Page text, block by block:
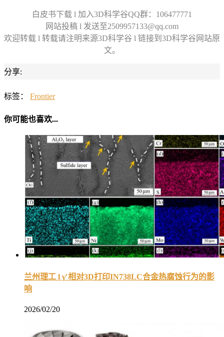
白皮书下载 l 加入3D科学谷QQ群：106477771
网站投稿 l 发送至2509957133@qq.com
欢迎转载 l 转载请注明来源3D科学谷 l 链接到3D科学谷网站原
文。
分享:
标签： Frontier
你可能也喜欢...
兰州理工 l γ′相对3D打印IN738LC合金热腐蚀行为的影
响
2026/02/20